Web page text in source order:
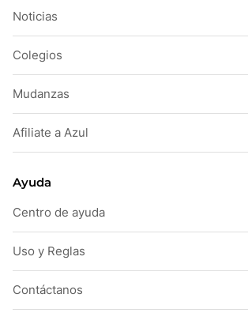
Noticias
Colegios
Mudanzas
Afiliate a Azul
Ayuda
Centro de ayuda
Uso y Reglas
Contáctanos